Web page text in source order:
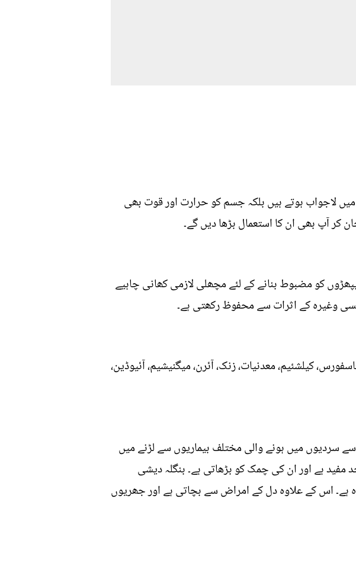
لاجواب ہوتے ہیں بلکہ جسم کو حرارت اور قوت بھی
کر آپ بھی ان کا استعمال بڑھا دیں گے۔
کو مضبوط بنانے کے لئے مچھلی لازمی کھانی چاہیے
وغیرہ کے اثرات سے محفوظ رکھتی ہے۔
کیلشئیم، معدنیات، زنک، آئرن، میگنیشیم، آئیوڈین،
سردیوں میں ہونے والی مختلف بیماریوں سے لڑنے میں
مفید ہے اور ان کی چمک کو بڑھاتی ہے۔ بنگلہ دیشی
ہے۔ اس کے علاوہ دل کے امراض سے بچاتی ہے اور جھریوں